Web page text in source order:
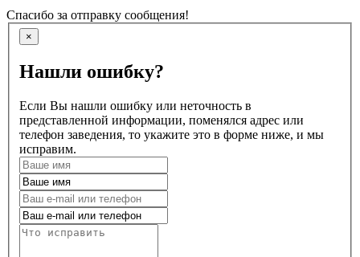
Спасибо за отправку сообщения!
×
Нашли ошибку?
Если Вы нашли ошибку или неточность в
представленной информации, поменялся адрес или
телефон заведения, то укажите это в форме ниже, и мы
исправим.